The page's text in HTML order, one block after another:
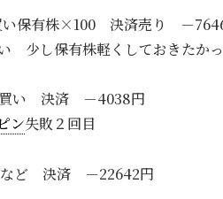
保有株×100 決済売り －
少し保有株軽くしておきたか
い 決済 －4038円
ン失敗２回目
など 決済 －22642円